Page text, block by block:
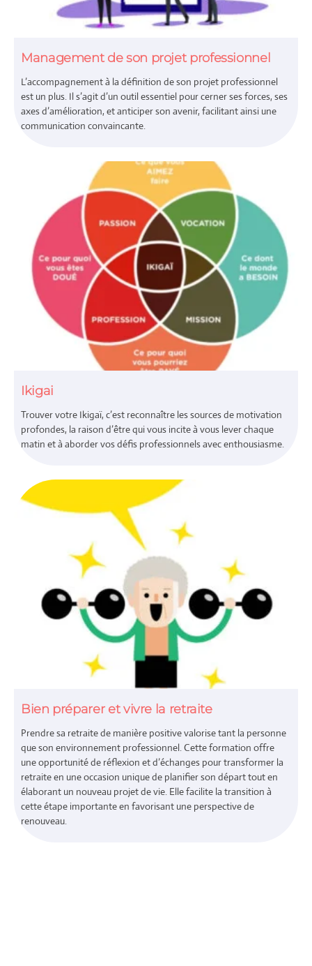
Management de son projet professionnel
L’accompagnement à la définition de son projet professionnel
est un plus. Il s’agit d’un outil essentiel pour cerner ses forces, ses
axes d’amélioration, et anticiper son avenir, facilitant ainsi une
communication convaincante.
Ikigai
Trouver votre Ikigaï, c’est reconnaître les sources de motivation
profondes, la raison d’être qui vous incite à vous lever chaque
matin et à aborder vos défis professionnels avec enthousiasme.
Bien préparer et vivre la retraite
Prendre sa retraite de manière positive valorise tant la personne
que son environnement professionnel. Cette formation offre
une opportunité de réflexion et d’échanges pour transformer la
retraite en une occasion unique de planifier son départ tout en
élaborant un nouveau projet de vie. Elle facilite la transition à
cette étape importante en favorisant une perspective de
renouveau.